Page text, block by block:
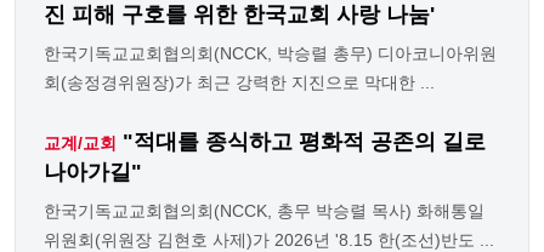
진 피해 구호를 위한 한국교회 사랑 나눔'
한국기독교교회협의회(NCCK, 박승렬 총무) 디아코니아위원
회(송정경위원장)가 최근 강력한 지진으로 막대한 ...
교계/교회 "적대를 종식하고 평화적 공존의 길로
나아가길"
한국기독교교회협의회(NCCK, 총무 박승렬 목사) 화해통일
위원회(위원장 김현호 사제)가 2026년 '8.15 한(조선)반도 ...